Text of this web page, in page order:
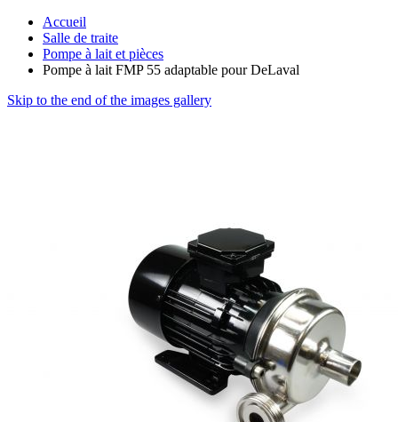
Accueil
Salle de traite
Pompe à lait et pièces
Pompe à lait FMP 55 adaptable pour DeLaval
Skip to the end of the images gallery